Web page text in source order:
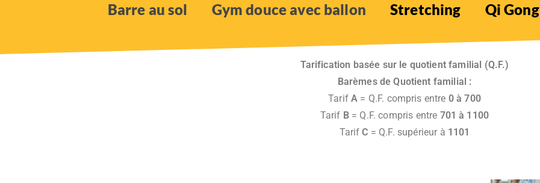
Barre au sol Gym douce avec ballon Stretching Qi Gong
Tarification basée sur le quotient familial (Q.F.)
Barèmes de Quotient familial :
TarifA = Q.F. compris entre 0 à 700
Tarif B = Q.F. compris entre 701 à 1100
TarifC = Q.F. supérieur à 1101